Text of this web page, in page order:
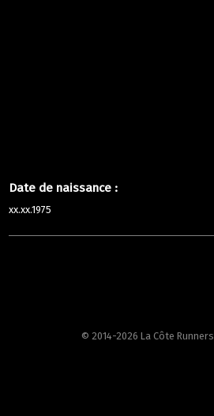
Date de naissance :
xx.xx.1975
© 2014-2026 La Côte Runners